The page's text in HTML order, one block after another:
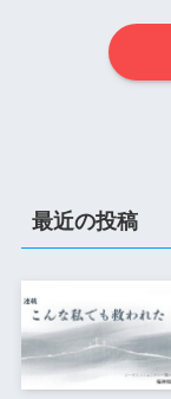
最近の投稿